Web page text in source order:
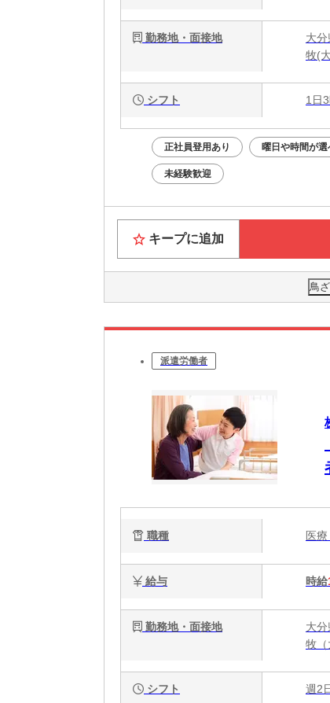
勤務地・面接地
大
牧(
シフト 1日
正社員登用あり 曜日や時間が選
未経験歓迎
キープに追加
鳥
派遣労働者
職種 医
給与 時給
勤務地・面接地
大
牧（
シフト 週2